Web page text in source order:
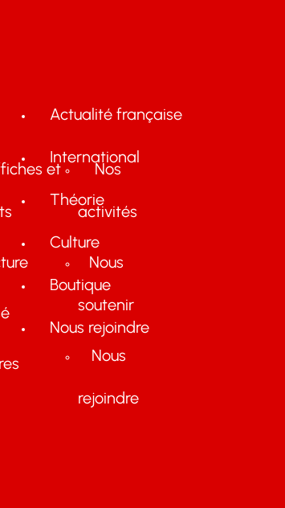
et Nos
activités
Nous
soutenir
Nous
rejoindre
Actualité française
International
Théorie
Culture
Boutique
Nous rejoindre